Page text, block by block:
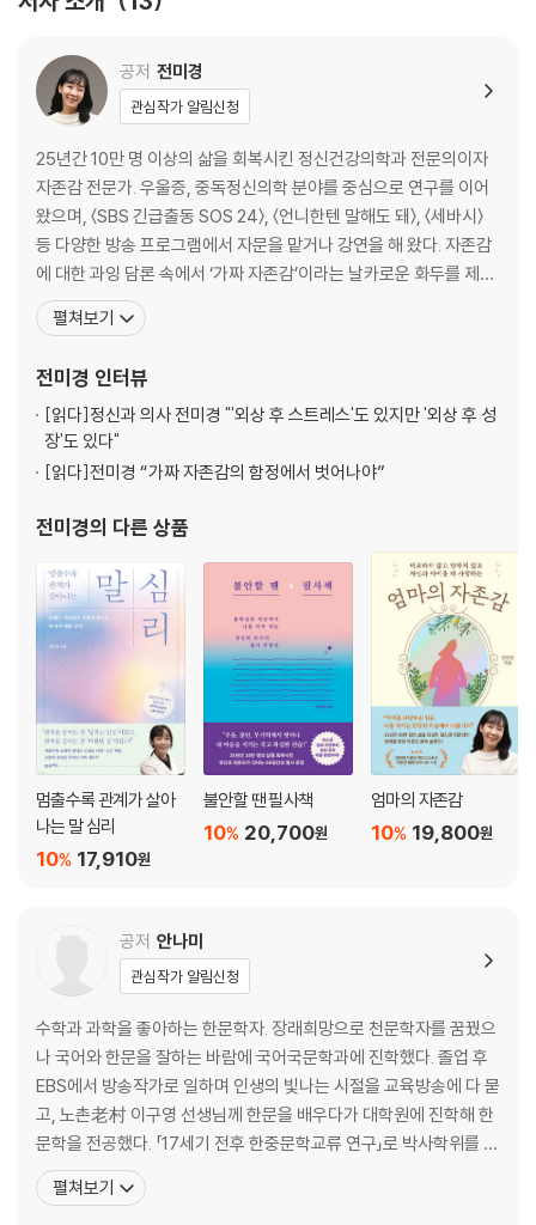
화요일 ｜ 일생을 추위에 떨어도 향기를 팔지 않는다
목요일 ｜ 천지에 진 빚을 갚으며
금요일 ｜ 산속에 숨어 세상을 바꾸다
제3강 다름의 심리학 │노주선
월요일 ｜ ‘다름’에 대한 건강한 이해
화요일 ｜ 무엇이 우리를 다르게 만드나
수요일 ｜ 나와 너를 이해하기 위한 질문
목요일 ｜ 소통은 습관이다
금요일 ｜ 인정과 존중의 자세
월요일 ｜ 통계로 보는 1인 가구 변천사
화요일 ｜ 가치 소비를 지향합니다
수요일 ｜ 다양한 욕구가 이끄는 공간의 변화
목요일 ｜ 솔로 이코노미 시대
제5강 과식사회 │이장주
월요일 ｜ 과식, 굶주린 조상이 물려준 유산
화요일 ｜ 다이어트는 내일부터
목요일 ｜ 과식을 부르는 숨은 유혹자들
금요일 ｜ 과식사회에서 미식사회로
제6강 똑똑한 사람들이 가족에게는 왜 그럴까 │권수영
월요일 ｜ 가족은 유기체
화요일 ｜ 아버지, 두 얼굴의 사나이
수요일 ｜ 당신은 부모입니까, 학부모입니까?
금요일 ｜ 이별의 원인은 내게 있다
제7강 콤플렉스의 시대, 신화와 비극에서 위로를 찾다 │김은정
월요일 ｜ 콤플렉스는 인간의 본질
화요일 ｜ 팜므 파탈의 비애, 페드르
수요일 ｜ 괴물이 된 여자, 메데이아
목요일 ｜ 사과 한 알에서 시작된 사건, 오쟁이 진 남편
금요일 ｜ 신화, 여전히 콤플렉스를 말한다
제8강 노동인권: 이건 제 권리입니다 │문승호
공저 전미경
관심작가 알림신청
25년간 10만 명 이상의 삶을 회복시킨 정신건강의학과 전문의이자
자존감 전문가. 우울증, 중독정신의학 분야를 중심으로 연구를 이어
왔으며, 〈SBS 긴급출동 SOS 24〉, 〈언니한텐 말해도 돼〉, 〈세바시〉
등 다양한 방송 프로그램에서 자문을 맡거나 강연을 해 왔다. 자존감
에 대한 과잉 담론 속에서 ‘가짜 자존감’이라는 날카로운 화두를 제시
하여 화제를 모았고, 인간관계와 심리, 감정의 본질을 꿰뚫는 통찰을
전하며 독자들의 사랑을 받았다. 《엄마의 자존감》은 저자가 정신과
단하게 지켜 낸 경험을 바탕으로 엄마들
펼쳐보기
전미경 인터뷰
[읽다]정신과 의사 전미경 "'외상 후 스트레스'도 있지만 '외상 후 성
장'도 있다"
[읽다]전미경 “가짜 자존감의 함정에서 벗어나야”
전미경의 다른 상품
멈출수록 관계가 살아
나는 말 심리
17,910원
10%
불안할 땐 필사책
20,700원
10%
엄마의 자존감
19,800원
10%
공저 안나미
관심작가 알림신청
수학과 과학을 좋아하는 한문학자. 장래희망으로 천문학자를 꿈꿨으
나 국어와 한문을 잘하는 바람에 국어국문학과에 진학했다. 졸업 후
EBS에서 방송작가로 일하며 인생의 빛나는 시절을 교육방송에 다 묻
고, 노촌老村 이구영 선생님께 한문을 배우다가 대학원에 진학해 한
문학을 전공했다. 「17세기 전후 한중문학교류 연구」로 박사학위를 받
았으며, 임진왜란 시기 한중문학교류에 관심을 가지고 연구하고 있
다. 옛날 사람들의 값진 글이 지금의 사람들에게 어떻게 새롭게 쓰일
펼쳐보기